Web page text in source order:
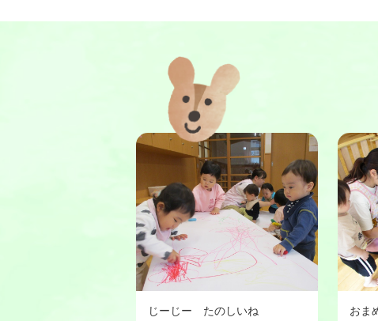
じーじー たのしいね
おま